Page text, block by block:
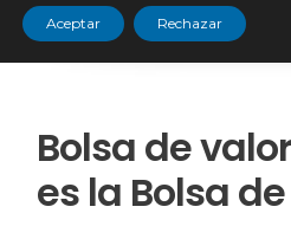
Bolsa de
es la Bolsa
Aceptar Rechazar